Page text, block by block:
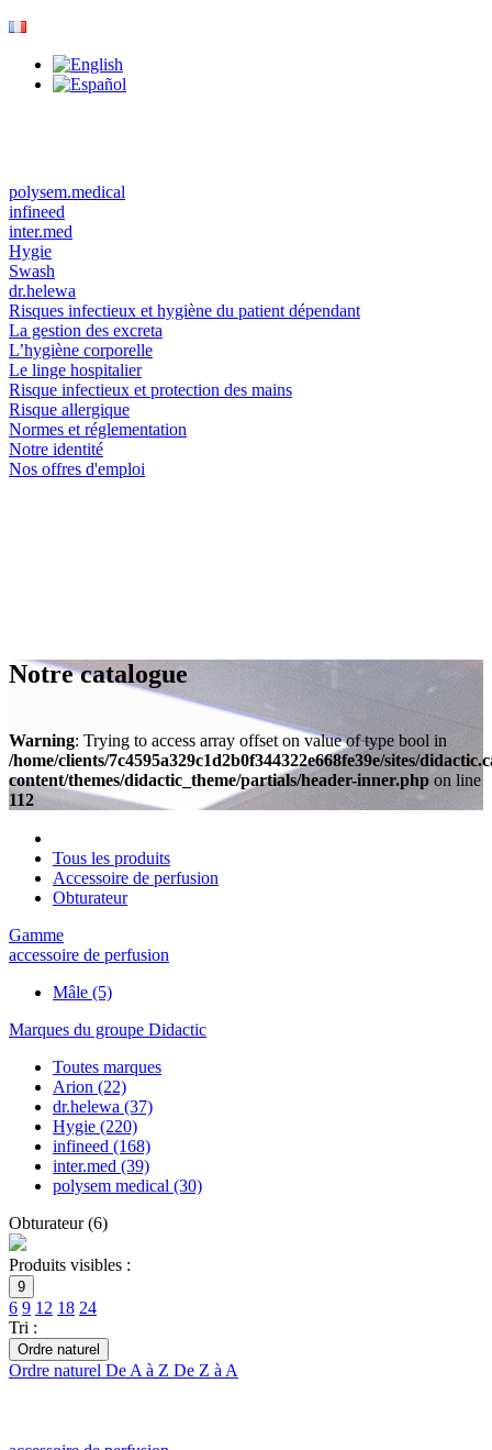
polysem.medical
infineed
inter.med
Hygie
Swash
dr.helewa
Risques infectieux et hygiène du patient dépendant
La gestion des excreta
L’hygiène corporelle
Le linge hospitalier
Risque infectieux et protection des mains
Risque allergique
Normes et réglementation
Notre identité
Nos offres d'emploi
Notre catalogue
Warning: Trying to access array offset on value of type bool in
/home/clients/7c4595a329c1d2b0f344322e668fe39e/sites/
content/themes/didactic_theme/partials/header-inner.php on line
112
Tous les produits
Accessoire de perfusion
Obturateur
Gamme
accessoire de perfusion
Mâle (5)
Marques du groupe Didactic
Toutes marques
Arion (22)
dr.helewa (37)
Hygie (220)
infineed (168)
inter.med (39)
polysem medical (30)
Obturateur(6)
Produits visibles :
9
6 9 12 18 24
Tri :
Ordre naturel
Ordre naturel De A à Z De Z à A